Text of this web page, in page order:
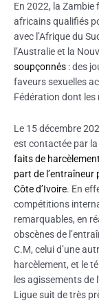
En 2022, la
africains qualifiés
avec l’Afrique du
l’Australie et la
soupçonnés : des
faveurs sexuelles
Fédération dont les
Le 15 décembre
est contactée par
faits de
part de l’entraîneur
Côte d’Ivoire. En
compétitions
remarquables, en
obscènes de
C.M, celui d’une
harcèlement, et le
les agissements de
Ligue suit de très